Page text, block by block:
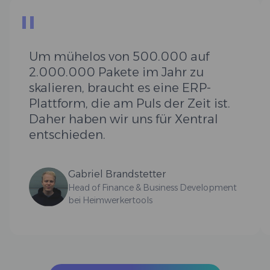
"Um mühelos von 500.000 auf
2.000.000 Pakete im Jahr zu
skalieren, braucht es eine ERP-
Plattform, die am Puls der Zeit ist.
Daher haben wir uns für Xentral
entschieden.
Gabriel Brandstetter
Head of Finance & Business Development
bei Heimwerkertools